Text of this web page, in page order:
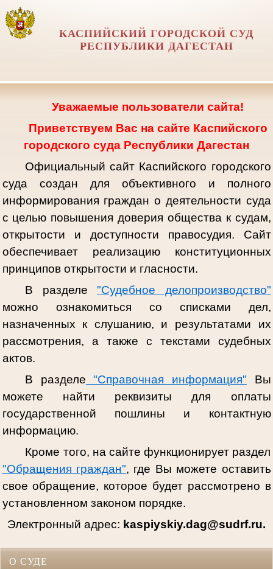
КАСПИЙСКИЙ ГОРОДСКОЙ СУД
РЕСПУБЛИКИ ДАГЕСТАН
Уважаемые пользователи сайта!
Приветствуем Вас на сайте Каспийского
городского суда Республики Дагестан
Официальный сайт Каспийского городского
суда создан для объективного и полного
информирования граждан о деятельности суда
с целью повышения доверия общества к судам,
открытости и доступности правосудия. Сайт
обеспечивает реализацию конституционных
принципов открытости и гласности.
В разделе"Судебное делопроизводство"
можно ознакомиться со списками дел,
назначенных к слушанию, и результатами их
рассмотрения, а также с текстами судебных
актов.
В разделе "Справочная информация" Вы
можете найти реквизиты для оплаты
государственной пошлины и контактную
информацию.
Кроме того, на сайте функционирует раздел
"Обращения граждан", где Вы можете оставить
свое обращение, которое будет рассмотрено в
установленном законом порядке.
Электронный адрес: kaspiyskiy.dag@sudrf.ru.
О СУДЕ